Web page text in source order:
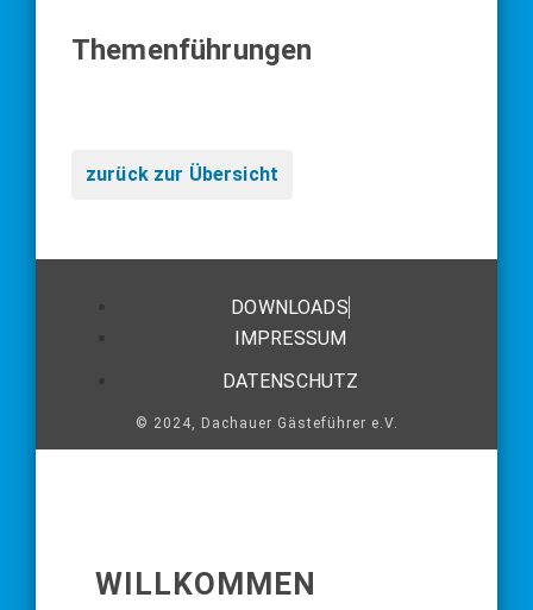
Themenführungen
zurück zur Übersicht
DOWNLOADS
IMPRESSUM
DATENSCHUTZ
© 2024, Dachauer Gästeführer e.V.
WILLKOMMEN